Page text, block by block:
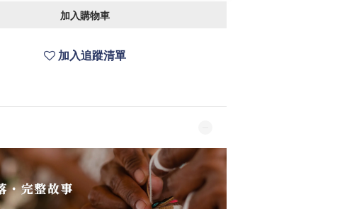
加入購物車
加入追蹤清單